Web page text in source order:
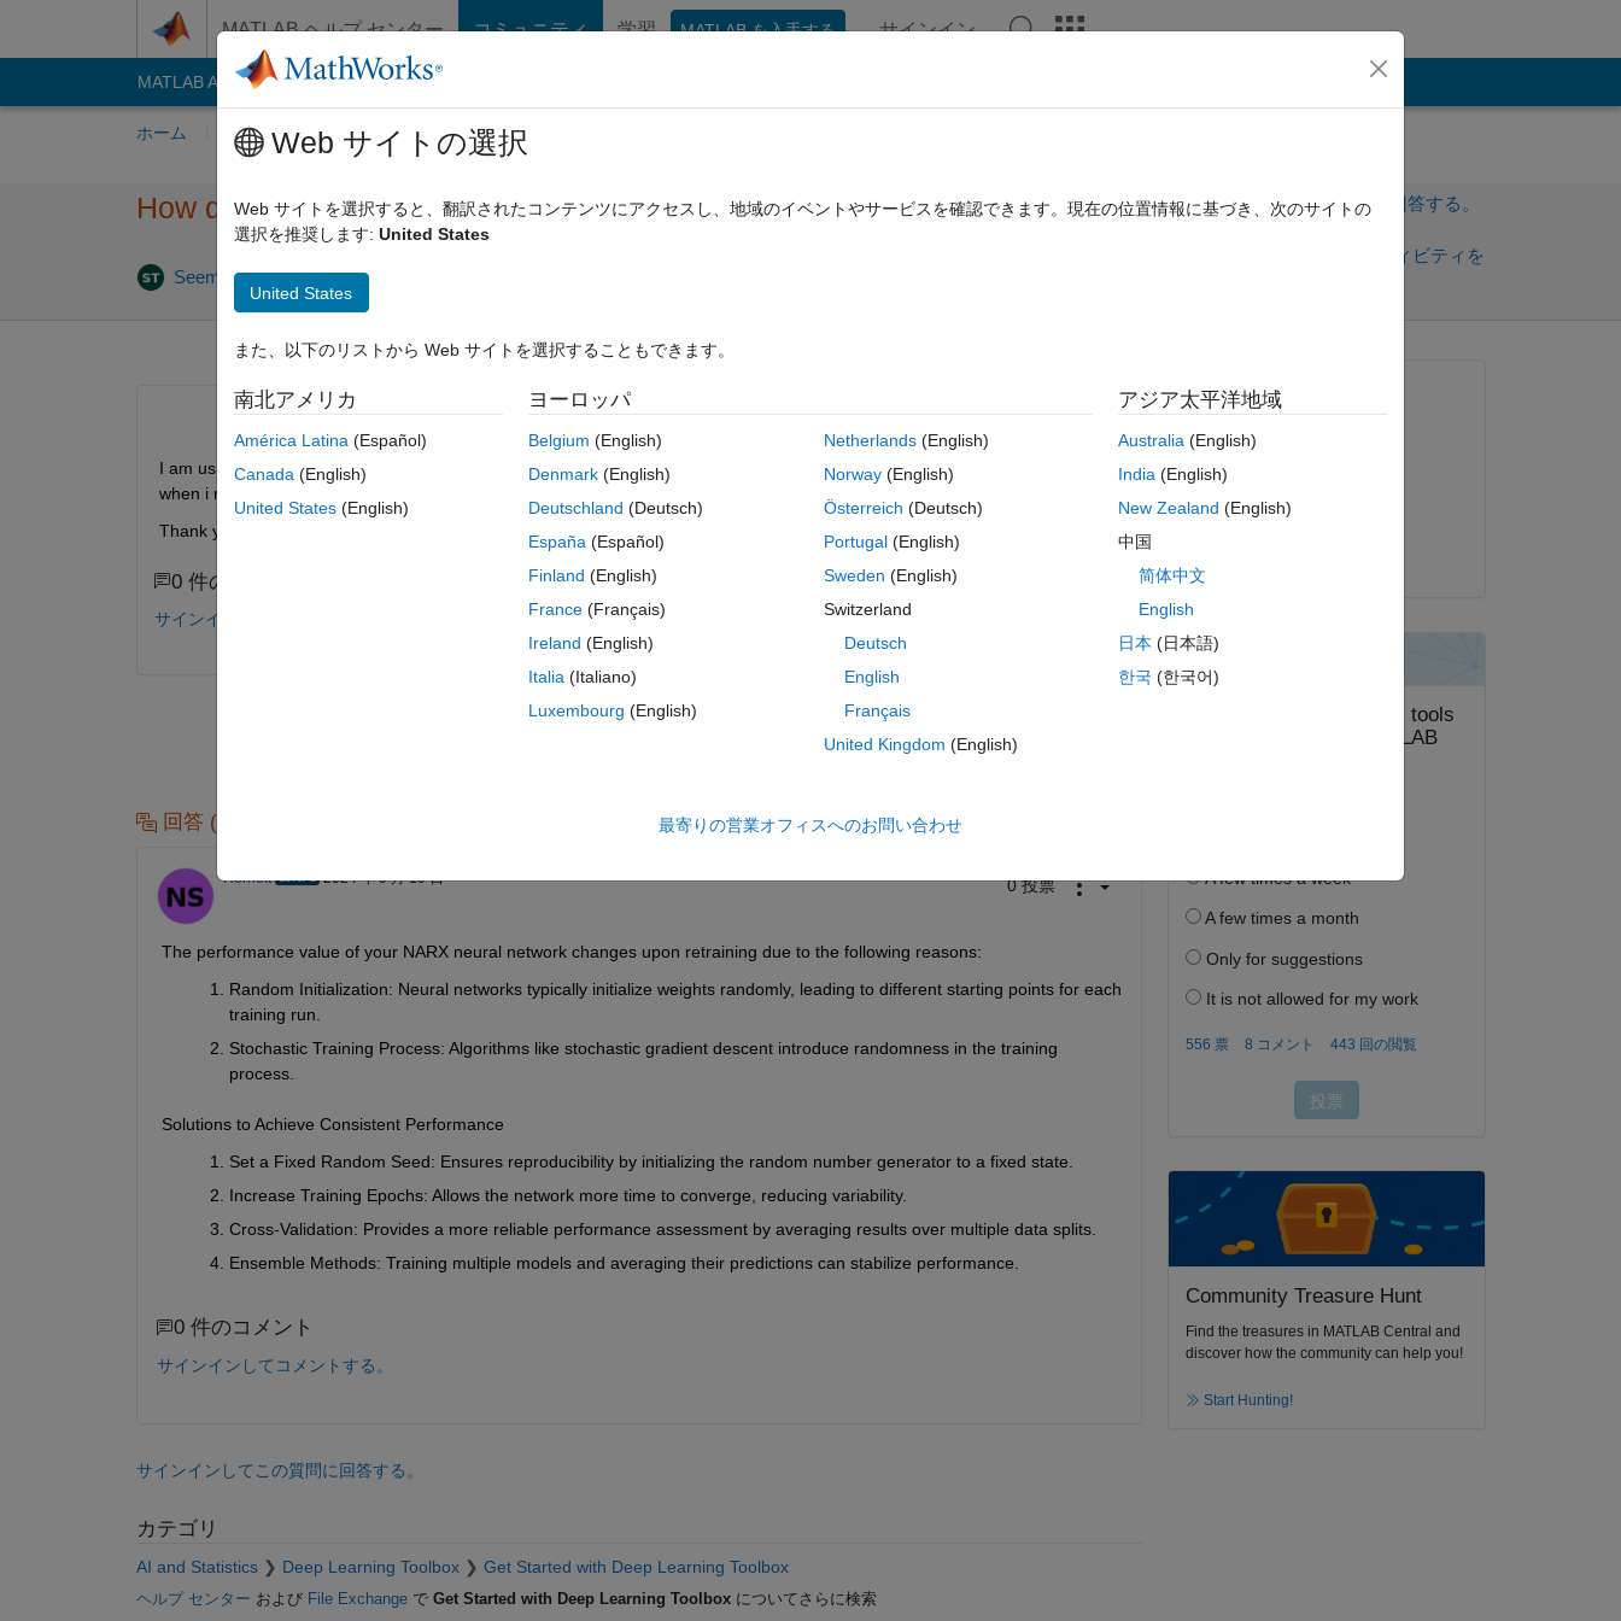
MATLAB ヘルプ センター コミュニティ 学習 MATLAB を入手する サインイン
MATLAB Answers File Exchange
ホーム 質問する 回答 閲覧 MATLAB に関する FAQ
How do I fix NARX neural network performance value?
Seemant Tiwari 2023 5 月 31
サインインしてこの質問に回答する。
サインインしてアクティビティを
0 投票
I am using NARX neural network to forecast wind speed. i am obtaining performance but my performance value changed
when i retrained my model. i retrained my model many time but performance value little change. how can i solve this issue?
Thank you
0 件のコメント
サインインしてコメントする。
サインインしてこの質問に回答する。
回答 (1 件)
Hornett 2024 年 9 月 19 日 0 投票
The performance value of your NARX neural network changes upon retraining due to the following reasons:
Random Initialization: Neural networks typically initialize weights randomly, leading to different starting points for each
training run.
Stochastic Training Process: Algorithms like stochastic gradient descent introduce randomness in the training
process.
Solutions to Achieve Consistent Performance
Set a Fixed Random Seed: Ensures reproducibility by initializing the random number generator to a fixed state.
Increase Training Epochs: Allows the network more time to converge, reducing variability.
Cross-Validation: Provides a more reliable performance assessment by averaging results over multiple data splits.
Ensemble Methods: Training multiple models and averaging their predictions can stabilize performance.
0 件のコメント
サインインしてコメントする。
サインインしてこの質問に回答する。
カテゴリ
AI and Statistics Deep Learning Toolbox Get Started with Deep Learning Toolbox
ヘルプ センター および File Exchangeで Get Started with Deep Learning Toolboxについてさらに検索
質問済み:
2023 年 5 月 31 日
回答済み:
Community Treasure Hunt
Find the treasures in MATLAB Central and
discover how the community can help you!
Start Hunting!
Web サイトの選択
Web サイトを選択すると、翻訳されたコンテンツにアクセスし、地域のイベントやサービスを確認できます。現在の位置情報に基づき、次のサイトの
選択を推奨します: United States
United States
また、以下のリストから Web サイトを選択することもできます。
南北アメリカ
América Latina (Español)
Canada (English)
United States (English)
ヨーロッパ
Belgium (English)
Denmark (English)
Deutschland (Deutsch)
España (Español)
Finland (English)
France (Français)
Ireland (English)
Italia (Italiano)
Luxembourg (English)
Netherlands(English)
Norway(English)
Österreich (Deutsch)
Portugal(English)
Sweden (English)
Switzerland
Deutsch
English
Français
United Kingdom (English)
アジア太平洋地域
Australia(English)
India(English)
New Zealand (English)
中国
简体中文
English
日本 (日本語)
한국 (한국어)
最寄りの営業オフィスへのお問い合わせ